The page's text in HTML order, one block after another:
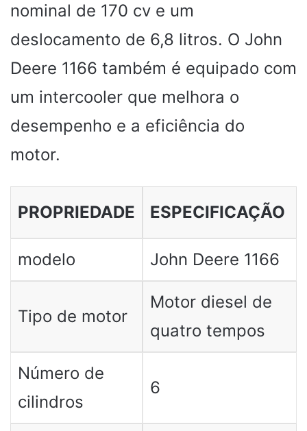
nominal de 170 cv e um
deslocamento de 6,8 litros. O John
Deere 1166 também é equipado com
um intercooler que melhora o
desempenho e a eficiência do
motor.
PROPRIEDADE ESPECIFICAÇÃO
modelo John Deere 1166
Tipo de motor
Motor diesel de
quatro tempos
Número de
cilindros
6